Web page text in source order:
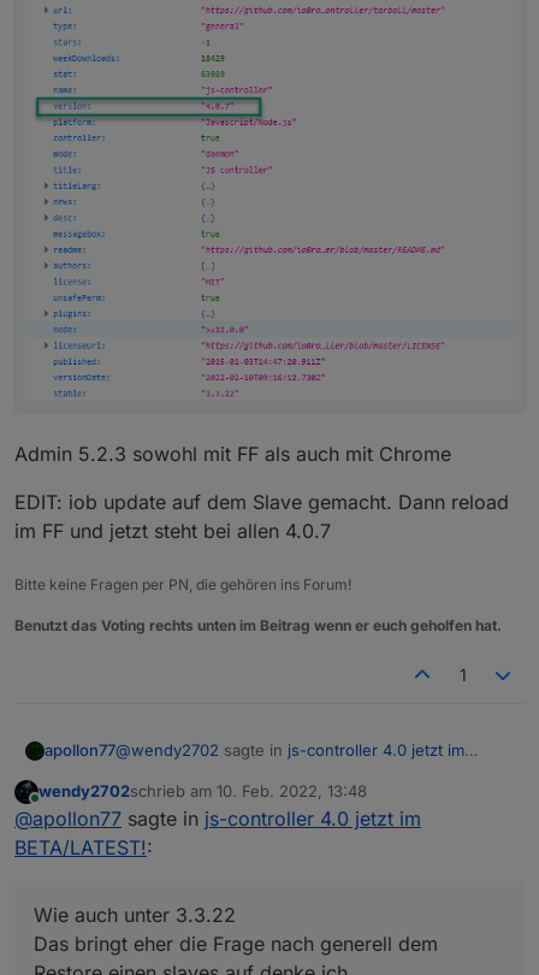
Admin 5.2.3 sowohl mit FF als auch mit Chrome
EDIT: iob update auf dem Slave gemacht. Dann reload
im FF und jetzt steht bei allen 4.0.7
Bitte keine Fragen per PN, die gehören ins Forum!
Benutzt das Voting rechts unten im Beitrag wenn er euch geholfen hat.
1
apollon77@wendy2702 sagte in js-controller 4.0 jetzt im
Sollte die oder 4.0.6 schon im latest sichtbar
sein?
Naja eher die 4.0.7 inzwischen :-) Aber ja ... sollte
Noch ne Frage. Wie läuft unter JS4.x ein
Restore eines Slaves?
Wie auch unter 3.3.22 :-)
Online
wendy2702schrieb am 10. Feb. 2022, 13:48
zuletzt editiert von
@apollon77 sagte in js-controller 4.0 jetzt im
BETA/LATEST!:
Wie auch unter 3.3.22
Das bringt eher die Frage nach generell dem